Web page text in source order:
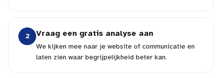
2 Vraag een gratis analyse aan
We kijken mee naar je website of communicatie en
laten zien waar begrijpelijkheid beter kan.